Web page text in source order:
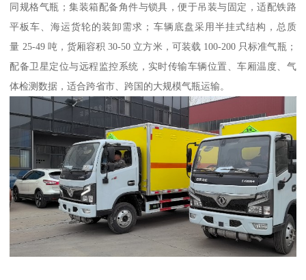
同规格气瓶；集装箱配备角件与锁具，便于吊装与固定，适配铁路
平板车、海运货轮的装卸需求；车辆底盘采用半挂式结构，总质
量 25-49 吨，货厢容积 30-50 立方米，可装载 100-200 只标准气瓶；
配备卫星定位与远程监控系统，实时传输车辆位置、车厢温度、气
体检测数据，适合跨省市、跨国的大规模气瓶运输。​